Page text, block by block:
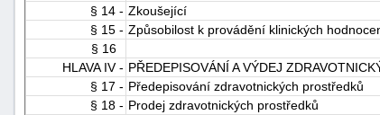
§ 14 - Zkoušející
§ 15 - Způsobilost k provádění klinických
§ 16
HLAVA IV - PŘEDEPISOVÁNÍ A VÝDEJ
§ 17 - Předepisování zdravotnických prostředků
§ 18 - Prodej zdravotnických prostředků